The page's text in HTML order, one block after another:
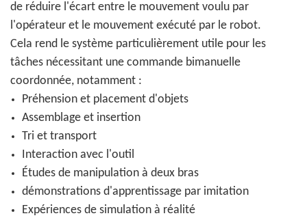
de réduire l'écart entre le mouvement voulu par
l'opérateur et le mouvement exécuté par le robot.
Cela rend le système particulièrement utile pour les
tâches nécessitant une commande bimanuelle
coordonnée, notamment :
Préhension et placement d'objets
Assemblage et insertion
Tri et transport
Interaction avec l'outil
Études de manipulation à deux bras
démonstrations d'apprentissage par imitation
Expériences de simulation à réalité